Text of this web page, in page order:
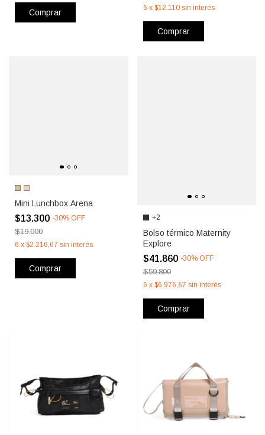
Comprar 6 x $12.110 sin interés
Comprar
Mini Lunchbox Arena
$13.300 -30% OFF
$19.000
6 x $2.216,67 sin interés
Comprar
+2
Bolso térmico Maternity
Explore
$41.860 -30% OFF
$59.800
6 x $6.976,67 sin interés
Comprar